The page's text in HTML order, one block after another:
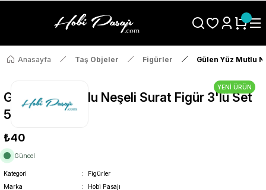
Anasayfa Taş Objeler Figürler Gülen Yüz Mutlu
YENİ ÜRÜN
Gülen Yüz Mutlu Neşeli Surat Figür 3'lü Set
5cm
₺40
Güncel
Kategori
Figürler
Marka
Hobi Pasajı